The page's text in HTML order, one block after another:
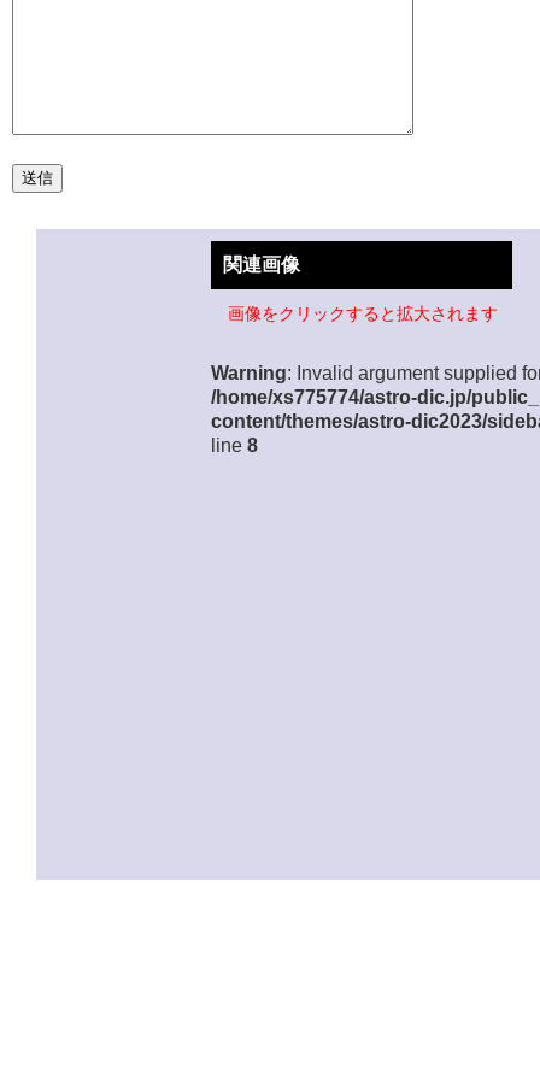
関連画像
画像をクリックすると拡大されます
Warning: Invalid argument supplied
/home/xs775774/astro-dic.jp/
content/themes/astro-dic2023/
line 8